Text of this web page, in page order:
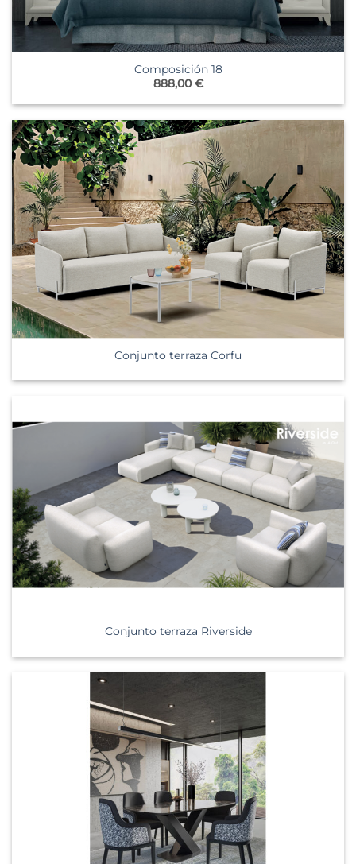
Composición 18
888,00€
Conjunto terraza Corfu
Conjunto terraza Riverside